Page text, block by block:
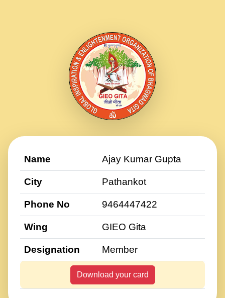
Name Ajay Kumar Gupta
City Pathankot
Phone No 9464447422
Wing GIEO Gita
Designation Member
Download your card